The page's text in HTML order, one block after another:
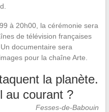
à 20h00, la cérémonie sera
de télévision françaises
documentaire sera
pour la chaîne Arte.
la planète.
au courant ?
Fesses-de-Babouin